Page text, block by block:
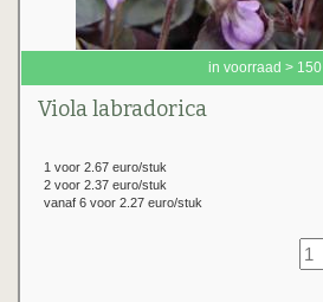
in voorraad > 150
Viola labradorica
1 voor 2.67 euro/stuk
2 voor 2.37 euro/stuk
vanaf 6 voor 2.27 euro/stuk